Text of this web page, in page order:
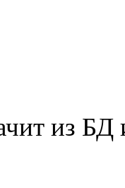
из БД